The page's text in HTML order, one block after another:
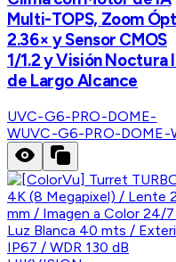
Multi-TOPS, Zoom
2.36× y Sensor CMOS
1/1.2 y Visión Noctura
de Largo Alcance
UVC-G6-PRO-DOME-
WUVC-G6-PRO-DOME-